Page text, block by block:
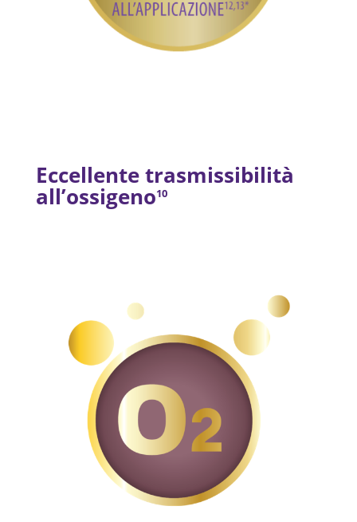
Eccellente trasmissibilità
all’ossigeno10